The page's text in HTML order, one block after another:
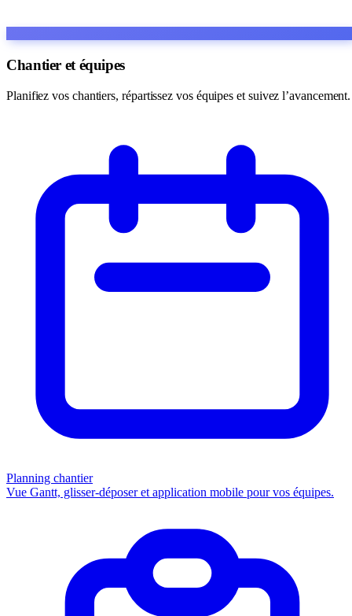
Chantier et équipes
Planifiez vos chantiers, répartissez vos équipes et suivez l’avancement.
Planning chantier
Vue Gantt, glisser-déposer et application mobile pour vos équipes.